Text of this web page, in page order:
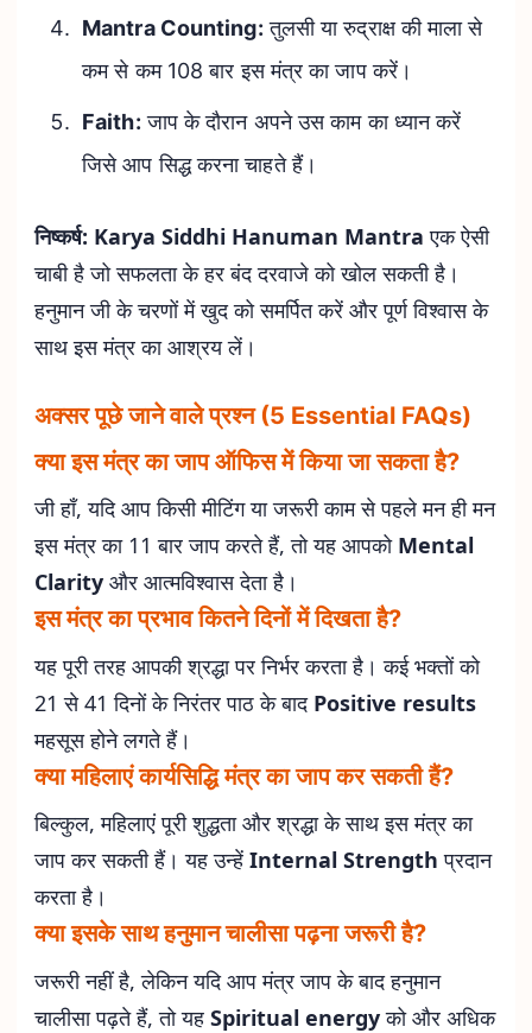
Mantra Counting: तुलसी या रुद्राक्ष की माला से
कम से कम 108 बार इस मंत्र का जाप करें।
Faith: जाप के दौरान अपने उस काम का ध्यान करें
जिसे आप सिद्ध करना चाहते हैं।
निष्कर्ष: Karya Siddhi Hanuman Mantra एक ऐसी
चाबी है जो सफलता के हर बंद दरवाजे को खोल सकती है।
हनुमान जी के चरणों में खुद को समर्पित करें और पूर्ण विश्वास के
साथ इस मंत्र का आश्रय लें।
अक्सर पूछे जाने वाले प्रश्न (5 Essential FAQs)
क्या इस मंत्र का जाप ऑफिस में किया जा सकता है?
जी हाँ, यदि आप किसी मीटिंग या जरूरी काम से पहले मन ही मन
इस मंत्र का 11 बार जाप करते हैं, तो यह आपको Mental
Clarity और आत्मविश्वास देता है।
इस मंत्र का प्रभाव कितने दिनों में दिखता है?
यह पूरी तरह आपकी श्रद्धा पर निर्भर करता है। कई भक्तों को
21 से 41 दिनों के निरंतर पाठ के बाद Positive results
महसूस होने लगते हैं।
क्या महिलाएं कार्यसिद्धि मंत्र का जाप कर सकती हैं?
बिल्कुल, महिलाएं पूरी शुद्धता और श्रद्धा के साथ इस मंत्र का
जाप कर सकती हैं। यह उन्हें Internal Strength प्रदान
करता है।
क्या इसके साथ हनुमान चालीसा पढ़ना जरूरी है?
जरूरी नहीं है, लेकिन यदि आप मंत्र जाप के बाद हनुमान
चालीसा पढ़ते हैं, तो यह Spiritual energyको और अधिक